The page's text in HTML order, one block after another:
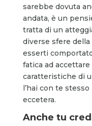
sarebbe dovuta
andata, è un
tratta di un
diverse sfere
esserti
fatica ad
caratteristiche di
l’hai con te
eccetera.
Anche tu